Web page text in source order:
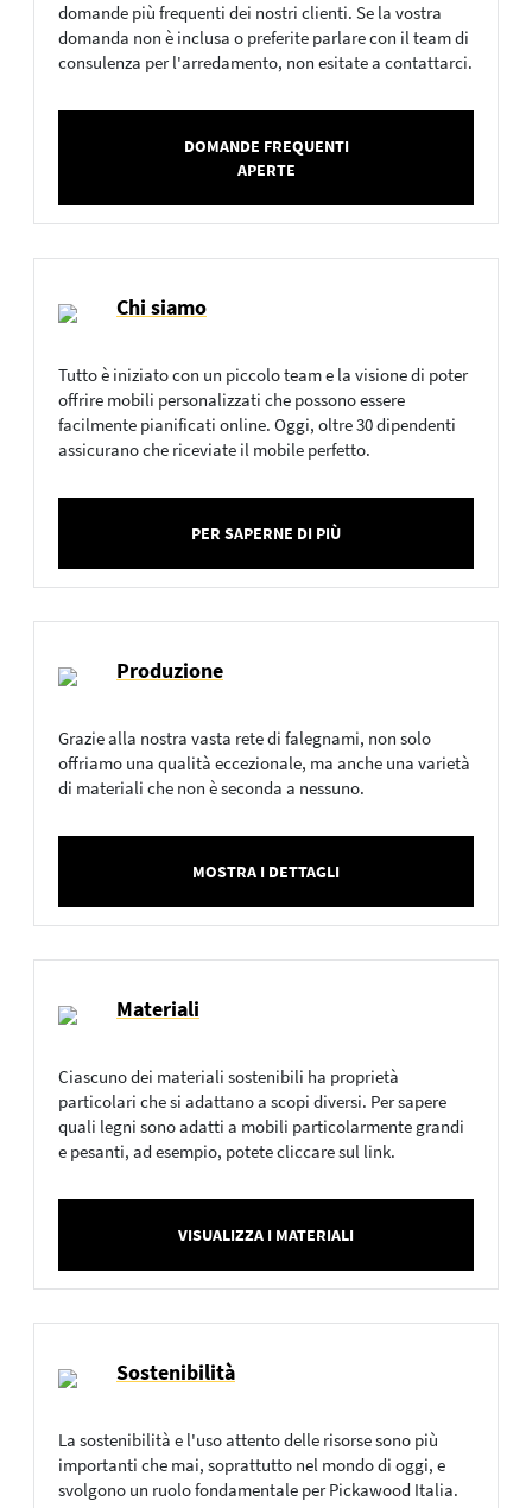
domande più frequenti dei nostri clienti. Se la vostra
domanda non è inclusa o preferite parlare con il team di
consulenza per l'arredamento, non esitate a contattarci.
DOMANDE FREQUENTI
APERTE
Chi siamo
Tutto è iniziato con un piccolo team e la visione di poter
offrire mobili personalizzati che possono essere
facilmente pianificati online. Oggi, oltre 30 dipendenti
assicurano che riceviate il mobile perfetto.
PER SAPERNE DI PIÙ
Produzione
Grazie alla nostra vasta rete di falegnami, non solo
offriamo una qualità eccezionale, ma anche una varietà
di materiali che non è seconda a nessuno.
MOSTRA I DETTAGLI
Materiali
Ciascuno dei materiali sostenibili ha proprietà
particolari che si adattano a scopi diversi. Per sapere
quali legni sono adatti a mobili particolarmente grandi
e pesanti, ad esempio, potete cliccare sul link.
VISUALIZZA I MATERIALI
Sostenibilità
La sostenibilità e l'uso attento delle risorse sono più
importanti che mai, soprattutto nel mondo di oggi, e
svolgono un ruolo fondamentale per Pickawood Italia.